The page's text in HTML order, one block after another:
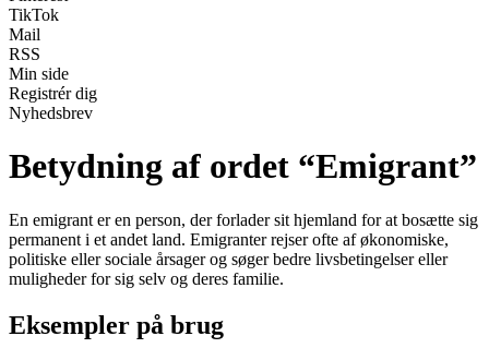
TikTok
Mail
RSS
Min side
Registrér dig
Nyhedsbrev
Betydning af ordet “Emigrant”
En emigrant er en person, der forlader sit hjemland for at bosætte sig
permanent i et andet land. Emigranter rejser ofte af økonomiske,
politiske eller sociale årsager og søger bedre livsbetingelser eller
muligheder for sig selv og deres familie.
Eksempler på brug